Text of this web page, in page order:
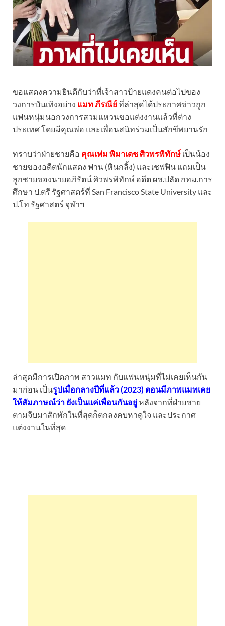
ขอแสดงความยินดีกับว่าที่เจ้าสาวป้ายแดงคนต่อไปของ
วงการบันเทิงอย่าง แมท ภีรณีย์ที่ล่าสุดได้ประกาศข่าวถูก
แฟนหนุ่มนอกวงการสวมแหวนขอแต่งงานแล้วที่ต่าง
ประเทศ โดยมีคุณพ่อ และเพื่อนสนิทร่วมเป็นสักขีพยานรัก
ทราบว่าฝ่ายชายคือ คุณเฟม พิมาเดช ศิวพรพิทักษ์ เป็นน้อง
ชายของอดีตนักแสดง ฟาน (หินกลิ้ง) และเชฟฟิน แถมเป็น
ลูกชายของนายอภิรัตน์ ศิวพรพิทักษ์ อดีต ผช.ปลัด กทม.การ
ศึกษา ป.ตรี รัฐศาสตร์ที่ San Francisco State University และ
ป.โท รัฐศาสตร์ จุฬาฯ
ล่าสุดมีการเปิดภาพ สาวแมท กับแฟนหนุ่มที่ไม่เคยเห็นกัน
มาก่อน เป็นรูปเมื่อกลางปีที่แล้ว (2023) ตอนมีภาพแมทเคย
ให้สัมภาษณ์ว่า ยังเป็นแค่เพื่อนกันอยู่หลังจากที่ฝ่ายชาย
ตามจีบมาสักพักในที่สุดก็ตกลงคบหาดูใจ และประกาศ
แต่งงานในที่สุด